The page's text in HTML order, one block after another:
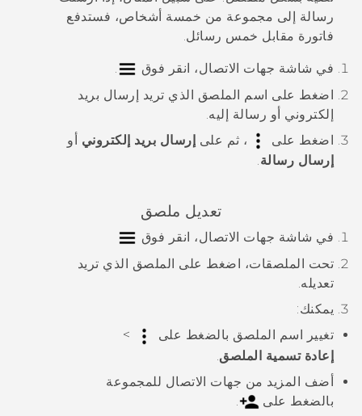
رسالة إلى مجموعة من خمسة أشخاص، فستدفع
فاتورة مقابل خمس رسائل.
في شاشة جهات الاتصال، انقر فوق
.
اضغط على اسم الملصق الذي تريد إرسال بريد
إلكتروني أو رسالة إليه.
اضغط على
، ثم على إرسال بريد إلكتروني أو
إرسال رسالة.
تعديل ملصق
في شاشة جهات الاتصال، انقر فوق
تحت
الملصقات، اضغط على الملصق الذي تريد
تعديله.
يمكنك:
تغيير اسم الملصق بالضغط على
>
إعادة تسمية الملصق
أضف المزيد من جهات الاتصال للمجموعة
بالضغط على